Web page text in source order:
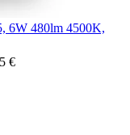
6W 480lm 4500K,
€